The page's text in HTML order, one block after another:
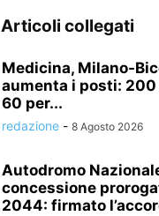
Articoli collegati
Medicina, Milano-
aumenta i posti: 200
60 per...
redazione - 8 Agosto 2026
Autodromo
concessione
2044: firmato